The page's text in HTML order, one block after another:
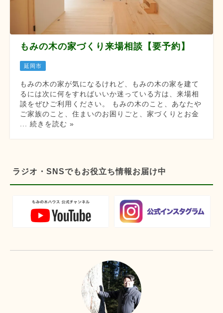
もみの木の家づくり来場相談【要予約】
延岡市
もみの木の家が気になるけれど、もみの木の家を建て
るには次に何をすればいいか迷っている方は、来場相
談をぜひご利用ください。 もみの木のこと、あなたや
ご家族のこと、住まいのお困りごと、家づくりとお金
... 続きを読む »
ラジオ・SNSでもお役立ち情報お届け中